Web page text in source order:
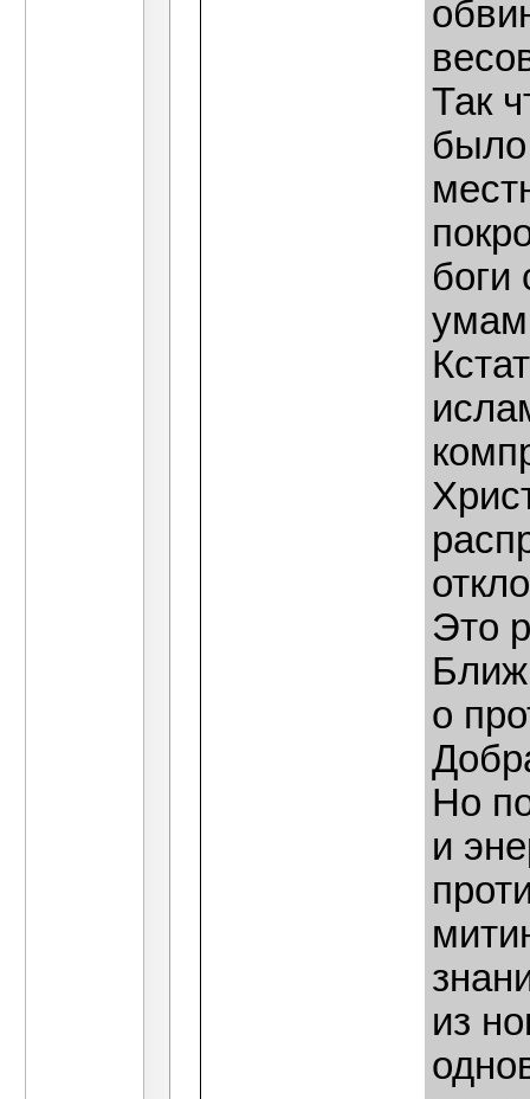
Так
было
боги
Это
о
Но
и
из